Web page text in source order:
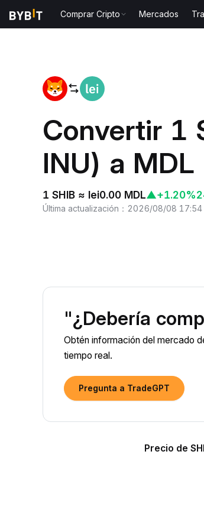
Comprar Cripto Mercados
Convertir 1
INU) a
1 SHIB ≈ lei0.00 MDL▲+1.20%
Última actualización ： 2026/08/08 17:54
"¿Debería
Obtén información del mercado
tiempo real.
Pregunta a TradeGPT
Precio de